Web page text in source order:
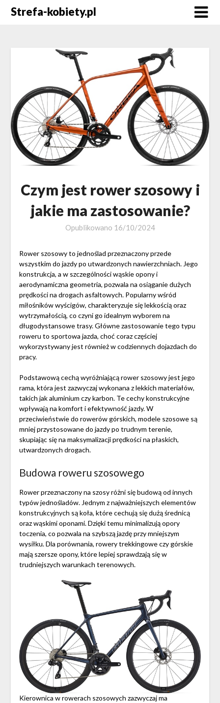
SkipStrefa-kobiety.pl
Czym jest rower szosowy i
jakie ma zastosowanie?
Opublikowano 16/10/2024
Rower szosowy to jednoślad przeznaczony przede
wszystkim do jazdy po utwardzonych nawierzchniach. Jego
konstrukcja, a w szczególności wąskie opony i
aerodynamiczna geometria, pozwala na osiąganie dużych
prędkości na drogach asfaltowych. Popularny wśród
miłośników wyścigów, charakteryzuje się lekkością oraz
wytrzymałością, co czyni go idealnym wyborem na
długodystansowe trasy. Główne zastosowanie tego typu
roweru to sportowa jazda, choć coraz częściej
wykorzystywany jest również w codziennych dojazdach do
pracy.
Podstawową cechą wyróżniającą rower szosowy jest jego
rama, która jest zazwyczaj wykonana z lekkich materiałów,
takich jak aluminium czy karbon. Te cechy konstrukcyjne
wpływają na komfort i efektywność jazdy. W
przeciwieństwie do rowerów górskich, modele szosowe są
mniej przystosowane do jazdy po trudnym terenie,
skupiając się na maksymalizacji prędkości na płaskich,
utwardzonych drogach.
Budowa roweru szosowego
Rower przeznaczony na szosy różni się budową od innych
typów jednośladów. Jednym z najważniejszych elementów
konstrukcyjnych są koła, które cechują się dużą średnicą
oraz wąskimi oponami. Dzięki temu minimalizują opory
toczenia, co pozwala na szybszą jazdę przy mniejszym
wysiłku. Dla porównania, rowery trekkingowe czy górskie
mają szersze opony, które lepiej sprawdzają się w
trudniejszych warunkach terenowych.
Kierownica w rowerach szosowych zazwyczaj ma